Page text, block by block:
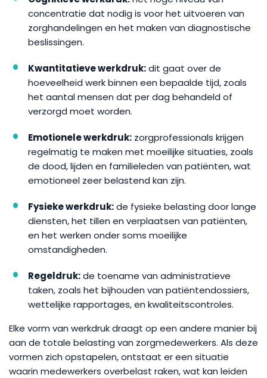
concentratie dat nodig is voor het uitvoeren van
zorghandelingen en het maken van diagnostische
beslissingen.
Kwantitatieve werkdruk:dit gaat over de
hoeveelheid werk binnen een bepaalde tijd, zoals
het aantal mensen dat per dag behandeld of
verzorgd moet worden.
Emotionele werkdruk: zorgprofessionals krijgen
regelmatig te maken met moeilijke situaties, zoals
de dood, lijden en familieleden van patiënten, wat
emotioneel zeer belastend kan zijn.
Fysieke werkdruk:de fysieke belasting door lange
diensten, het tillen en verplaatsen van patiënten,
en het werken onder soms moeilijke
omstandigheden.
Regeldruk:de toename van administratieve
taken, zoals het bijhouden van patiëntendossiers,
wettelijke rapportages, en kwaliteitscontroles.
Elke vorm van werkdruk draagt op een andere manier bij
aan de totale belasting van zorgmedewerkers. Als deze
vormen zich opstapelen, ontstaat er een situatie
waarin medewerkers overbelast raken, wat kan leiden